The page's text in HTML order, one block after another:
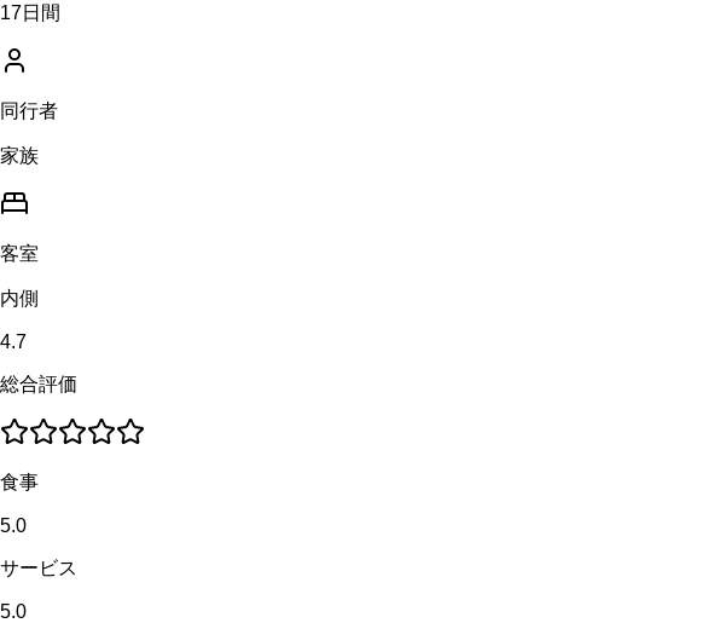
17日間
同行者
家族
客室
内側
4.7
総合評価
食事
5.0
サービス
5.0